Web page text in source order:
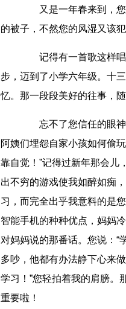
又是一年春来到，您
的被子，不然您的风湿又该犯
记得有一首歌这样唱
步，迈到了小学六年级。十
忆。那一段段美好的往事，
忘不了您信任的眼神
阿姨们埋怨自家小孩如何偷
靠自觉！”记得过新年那会儿
出不穷的游戏使我如醉如痴
习，而完全出乎我意料的是
智能手机的种种优点，妈妈
对妈妈说的那番话。您说：“
多吵，他都有办法静下心来
学习！”您轻拍着我的肩膀。
重要啦！